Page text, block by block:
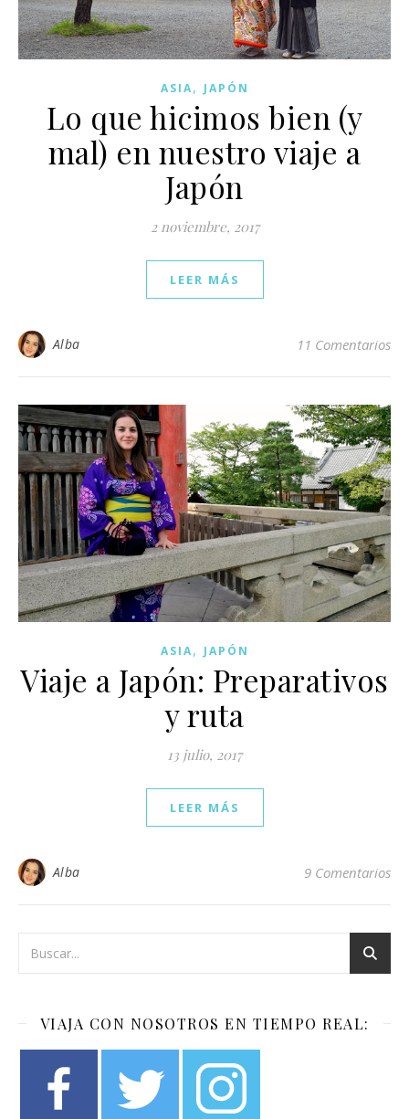
ASIA, JAPÓN
Lo que hicimos bien (y
mal) en nuestro viaje a
Japón
2 noviembre, 2017
LEER MÁS
Alba 11 Comentarios
ASIA, JAPÓN
Viaje a Japón: Preparativos
y ruta
13 julio, 2017
LEER MÁS
Alba 9 Comentarios
VIAJA CON NOSOTROS EN TIEMPO REAL: